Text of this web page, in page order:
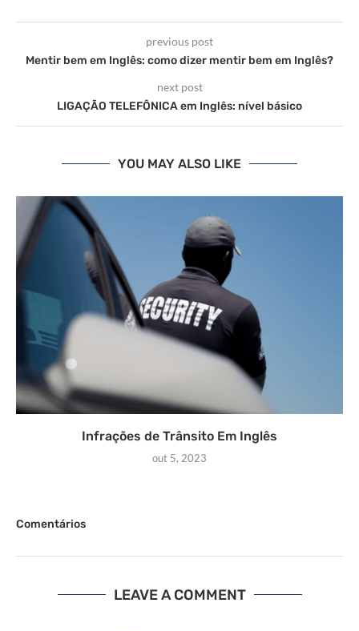
previous post
Mentir bem em Inglês: como dizer mentir bem em Inglês?
next post
LIGAÇÃO TELEFÔNICA em Inglês: nível básico
YOU MAY ALSO LIKE
Infrações de Trânsito Em Inglês
out 5, 2023
Comentários
LEAVE A COMMENT